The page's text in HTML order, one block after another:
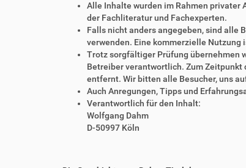
Alle Inhalte wurden im Rahmen privater
der Fachliteratur und Fachexperten.
Falls nicht anders angegeben, sind alle
verwenden. Eine kommerzielle Nutzung
Trotz sorgfältiger Prüfung übernehmen
Betreiber verantwortlich. Zum Zeitpunkt
entfernt. Wir bitten alle Besucher, uns
Auch Anregungen, Tipps und
Verantwortlich für den Inhalt:
Wolfgang Dahm
D-50997 Köln